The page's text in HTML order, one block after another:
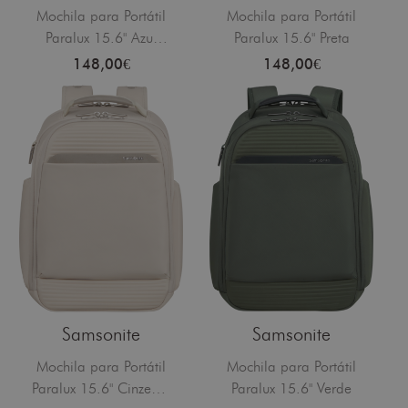
Mochila para Portátil
Paralux 15.6" Azul
Meia-Noite
148,00€
Mochila para Portátil
Paralux 15.6" Preta
148,00€
Samsonite
Mochila para Portátil
Paralux 15.6" Cinzento
Samsonite
Mochila para Portátil
Paralux 15.6" Verde